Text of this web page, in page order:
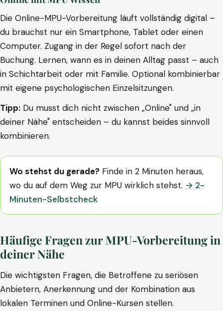
Die Online-MPU-Vorbereitung läuft vollständig digital –
du brauchst nur ein Smartphone, Tablet oder einen
Computer. Zugang in der Regel sofort nach der
Buchung. Lernen, wann es in deinen Alltag passt – auch
in Schichtarbeit oder mit Familie. Optional kombinierbar
mit eigene psychologischen Einzelsitzungen.
Tipp: Du musst dich nicht zwischen „Online" und „in
deiner Nähe" entscheiden – du kannst beides sinnvoll
kombinieren.
Wo stehst du gerade? Finde in 2 Minuten heraus,
wo du auf dem Weg zur MPU wirklich stehst. → 2-
Minuten-Selbstcheck
Häufige Fragen zur MPU-Vorbereitung in
deiner Nähe
Die wichtigsten Fragen, die Betroffene zu seriösen
Anbietern, Anerkennung und der Kombination aus
lokalen Terminen und Online-Kursen stellen.